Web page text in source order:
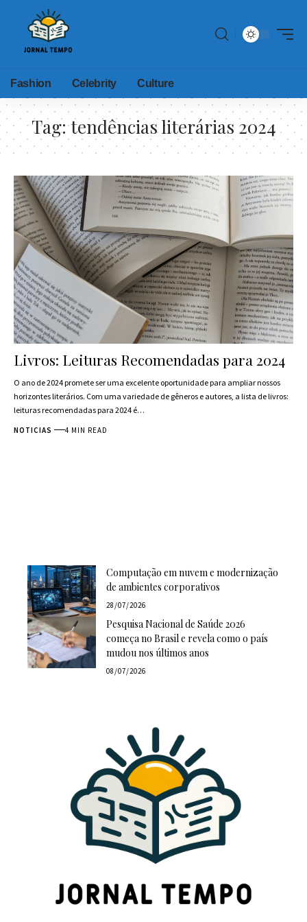
Fashion Celebrity Culture
Tag:tendências literárias 2024
Livros: Leituras Recomendadas para 2024
O ano de 2024 promete ser uma excelente oportunidade para ampliar nossos
horizontes literários. Com uma variedade de gêneros e autores, a lista de livros:
leituras recomendadas para 2024 é…
NOTICIAS 4 MIN READ
Computação em nuvem e modernização
de ambientes corporativos
28/07/2026
Pesquisa Nacional de Saúde 2026
começa no Brasil e revela como o país
mudou nos últimos anos
08/07/2026